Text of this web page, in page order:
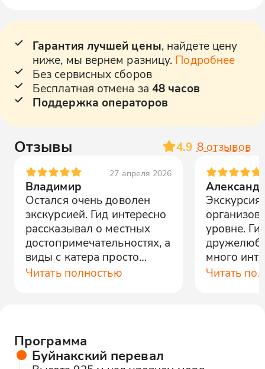
Гарантия лучшей цены, найдете цену
ниже, мы вернем разницу. Подробнее
Без сервисных сборов
Бесплатная отмена за 48 часов
Поддержка операторов
Отзывы 4.9 8 отзывов
27 апреля 2026
Владимир
Остался очень доволен
экскурсией. Гид интересно
рассказывал о местных
достопримечательностях, а
виды с катера просто
потрясающие.
Читать полностью
уровне.
много
Читать
Программа
Буйнакский перевал